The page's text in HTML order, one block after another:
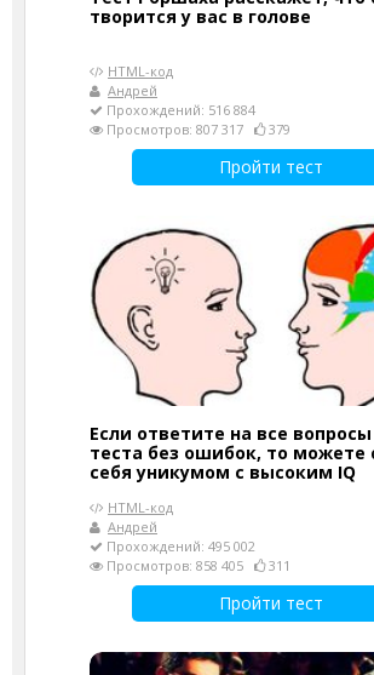
творится у вас в голове
HTML-код
Андрей
Прохождений: 516 884
Просмотров: 807 317
379
Пройти тест
Если ответите на все
теста без ошибок, то можете
себя уникумом с высоким IQ
HTML-код
Андрей
Прохождений: 495 002
Просмотров: 858 405
311
Пройти тест